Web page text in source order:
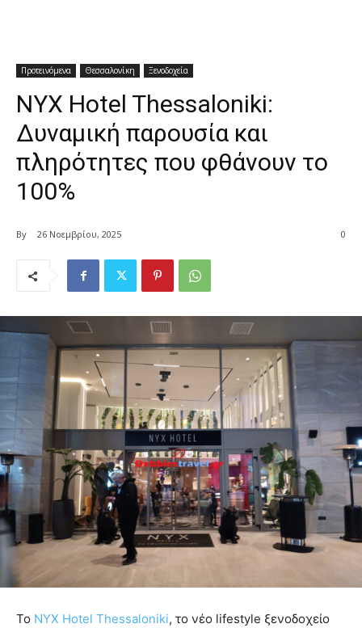
Προτεινόμενα Θεσσαλονίκη Ξενοδοχεία
NYX Hotel Thessaloniki:
Δυναμική παρουσία και
πληρότητες που φθάνουν το
100%
By 26 Νοεμβρίου, 2025 0
Το NYX Hotel Thessaloniki, το νέο lifestyle ξενοδοχείο